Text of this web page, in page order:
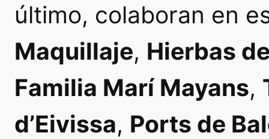
último, colaboran en
Maquillaje, Hierbas
Familia Marí Mayans,
d’Eivissa, Ports de